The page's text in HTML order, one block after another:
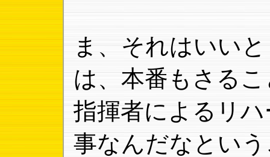
ま、それはいい
は、本番もさる
指揮者によるリ
事なんだなとい